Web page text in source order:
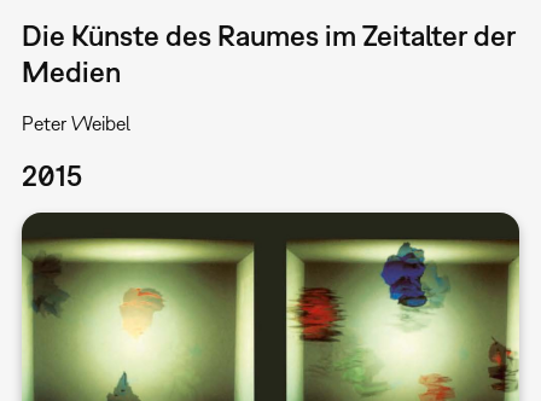
Die Künste des Raumes im Zeitalter der
Medien
Peter Weibel
2015